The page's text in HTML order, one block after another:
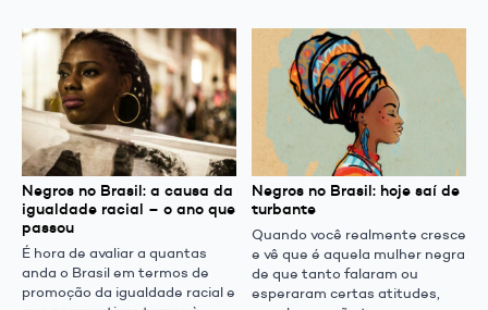
Negros no Brasil: a causa da
igualdade racial – o ano que
passou
É hora de avaliar a quantas
anda o Brasil em termos de
promoção da igualdade racial e
Negros no Brasil: hoje saí de
turbante
Quando você realmente cresce
e vê que é aquela mulher negra
de que tanto falaram ou
esperaram certas atitudes,